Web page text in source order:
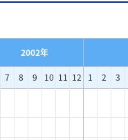
2002年
7 8 9 10 11 12 1 2 3